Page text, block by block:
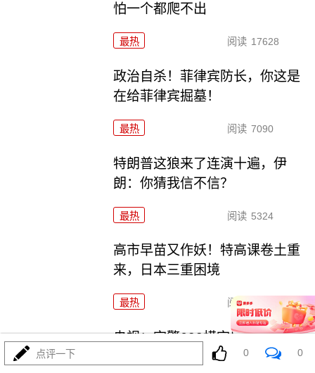
怕一个都爬不出
最热 阅读 17628
政治自杀！菲律宾防长，你这是
在给菲律宾掘墓！
最热 阅读 7090
特朗普这狼来了连演十遍，伊
朗：你猜我信不信？
最热 阅读 5324
高市早苗又作妖！特高课卷土重
来，日本三重困境
最热 阅读 4692
央视：空警600横空出世，美航母
点评一下 0 0